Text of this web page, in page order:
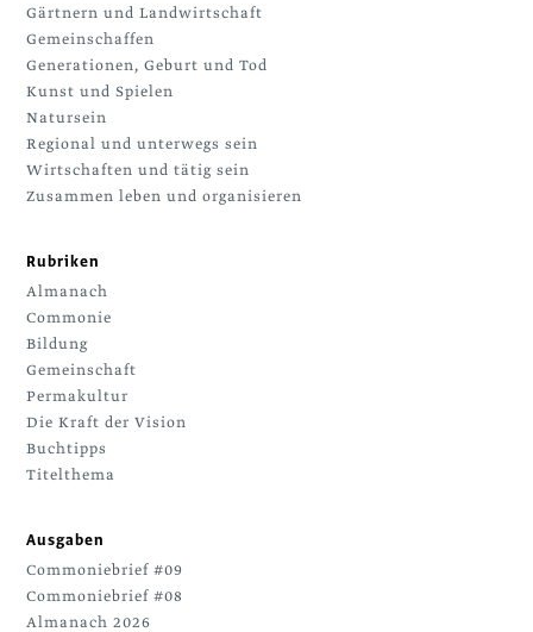
Gärtnern und Landwirtschaft
Gemeinschaffen
Generationen, Geburt und Tod
Kunst und Spielen
Natursein
Regional und unterwegs sein
Wirtschaften und tätig sein
Zusammen leben und organisieren
Rubriken
Almanach
Commonie
Bildung
Gemeinschaft
Permakultur
Die Kraft der Vision
Buchtipps
Titelthema
Ausgaben
Commoniebrief #09
Commoniebrief #08
Almanach 2026